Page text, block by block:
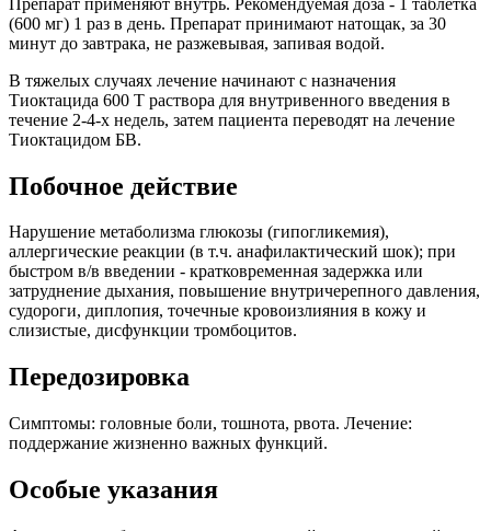
(600 мг) 1 раз в день. Препарат принимают натощак, за 30
минут до завтрака, не разжевывая, запивая водой.
В тяжелых случаях лечение начинают с назначения
Тиоктацида 600 Т раствора для внутривенного введения в
течение 2-4-х недель, затем пациента переводят на лечение
Тиоктацидом БВ.
Побочное действие
Нарушение метаболизма глюкозы (гипогликемия),
аллергические реакции (в т.ч. анафилактический шок); при
быстром в/в введении - кратковременная задержка или
затруднение дыхания, повышение внутричерепного давления,
судороги, диплопия, точечные кровоизлияния в кожу и
слизистые, дисфункции тромбоцитов.
Передозировка
Симптомы: головные боли, тошнота, рвота. Лечение:
поддержание жизненно важных функций.
Особые указания